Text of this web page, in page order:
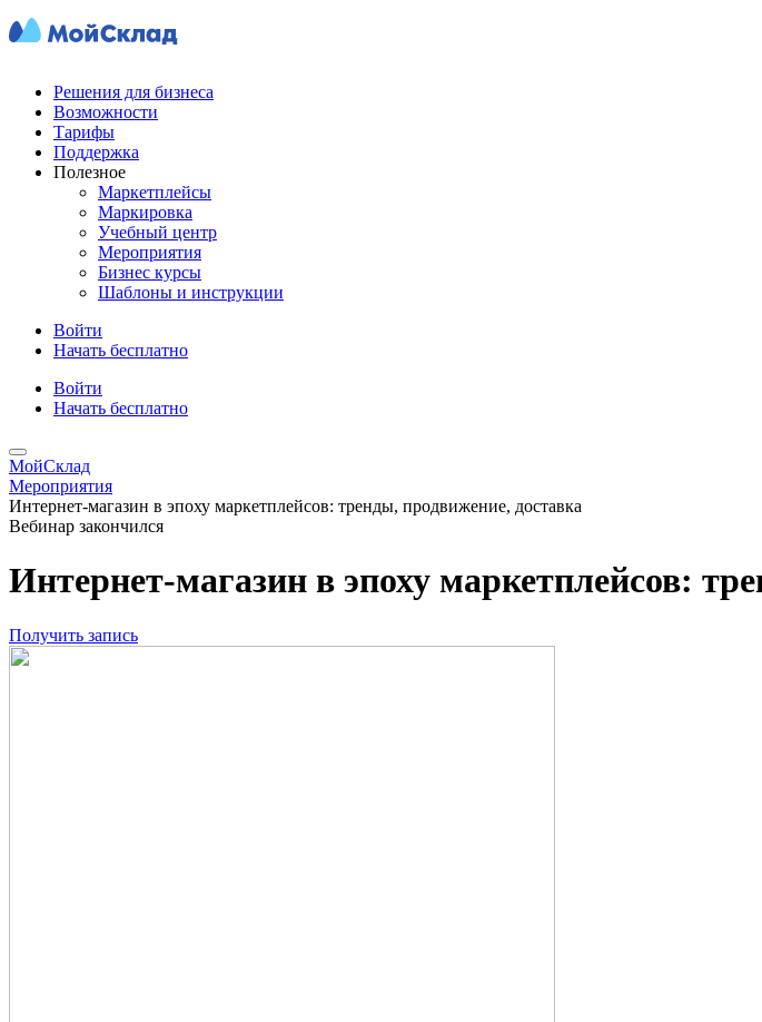
Решения для бизнеса
Возможности
Тарифы
Поддержка
Полезное
Маркетплейсы
Маркировка
Учебный центр
Мероприятия
Бизнес курсы
Шаблоны и инструкции
Войти
Начать бесплатно
Войти
Начать бесплатно
МойСклад
Мероприятия
Интернет-магазин в эпоху маркетплейсов: тренды, продвижение, доставка
Вебинар закончился
Интернет-магазин в эпоху маркетплейсов:
Получить запись